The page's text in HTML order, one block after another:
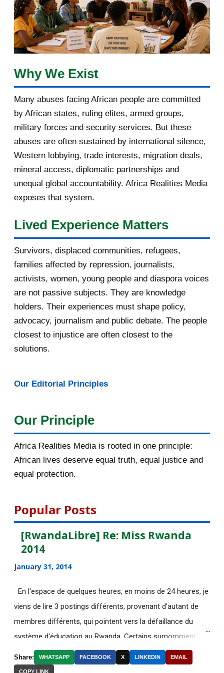
2017 5
March 2017 1
February 2017
3
2016
November 2016
October 2016
September 2016 3
July 2016
June 2016
May 2016
April 2016
March 2016 15
[AfricaRealities.com] A provocation
APPLY NOW for PfAL Scholarships
2016/17 at LSE
[AfricaRealities.com] African hero,
Viol présumé à Berlin : des médias
russes accusent...
[AfricaRealities.com] Audio | CBC
[AfricaRealities.com] Stop
President Paul Kagame f...
[AfricaRealities.com] Overview of
Africa News
Why We Exist
Many abuses facing African people are committed
by African states, ruling elites, armed groups,
military forces and security services. But these
abuses are often sustained by international silence,
Western lobbying, trade interests, migration deals,
mineral access, diplomatic partnerships and
unequal global accountability. Africa Realities Media
exposes that system.
Lived Experience Matters
Survivors, displaced communities, refugees,
families affected by repression, journalists,
activists, women, young people and diaspora voices
are not passive subjects. They are knowledge
holders. Their experiences must shape policy,
advocacy, journalism and public debate. The people
closest to injustice are often closest to the
solutions.
Our Editorial Principles
Our Principle
Africa Realities Media is rooted in one principle:
African lives deserve equal truth, equal justice and
equal protection.
Popular Posts
[RwandaLibre] Re: Miss Rwanda
2014
January 31, 2014
En l'espace de quelques heures, en moins de 24 heures, je
viens de lire 3 postings différents, provenant d'autant de
membres différents, qui pointent vers la défaillance du
système d'éducation au Rwanda. Certains surnomment
ironiquement les diplômes générés par ce système "Merci
Kagame"! Rares sont les écoles, fussent-elles du tiers-
Share: WHATSAPP FACEBOOK X LINKEDIN EMAIL
COPY LINK